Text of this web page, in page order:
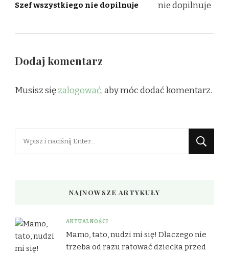
Szef wszystkiego nie dopilnuje
Dodaj komentarz
Musisz sięzalogować, aby móc dodać komentarz.
Szukasz
NAJNOWSZE ARTYKUŁY
AKTUALNOŚCI
Mamo, tato, nudzi mi się! Dlaczego nie
trzeba od razu ratować dziecka przed